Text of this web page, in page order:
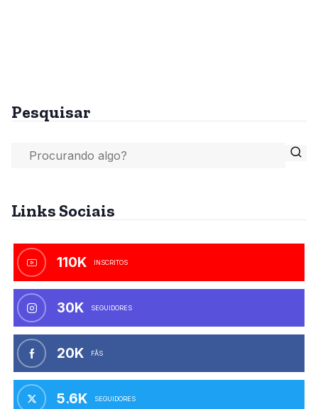
Pesquisar
Links Sociais
110K INSCRITOS
30K SEGUIDORES
20K FÃS
5.6K SEGUIDORES